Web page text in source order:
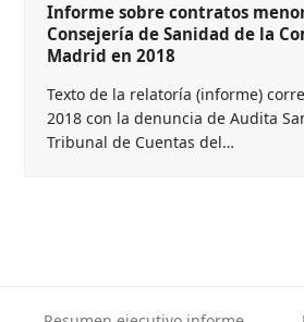
Informe sobre contratos
Consejería de Sanidad de la
Madrid en 2018
Texto de la relatoría (informe)
2018 con la denuncia de Audita
Tribunal de Cuentas del…